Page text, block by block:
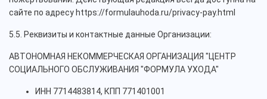
сайте по адресу https://formulauhoda.ru/privacy-pay.html
5.5. Реквизиты и контактные данные Организации:
АВТОНОМНАЯ НЕКОММЕРЧЕСКАЯ ОРГАНИЗАЦИЯ "ЦЕНТР
СОЦИАЛЬНОГО ОБСЛУЖИВАНИЯ "ФОРМУЛА УХОДА"
ИНН 7714483814, КПП 771401001